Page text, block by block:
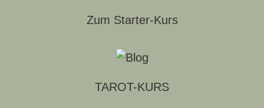
Zum Starter-Kurs
TAROT-KURS